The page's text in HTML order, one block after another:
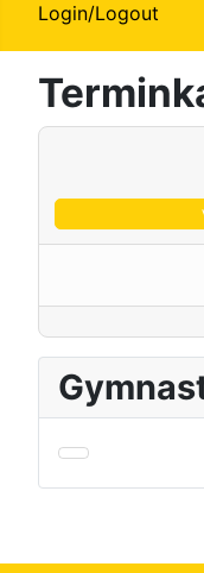
Login/Logout